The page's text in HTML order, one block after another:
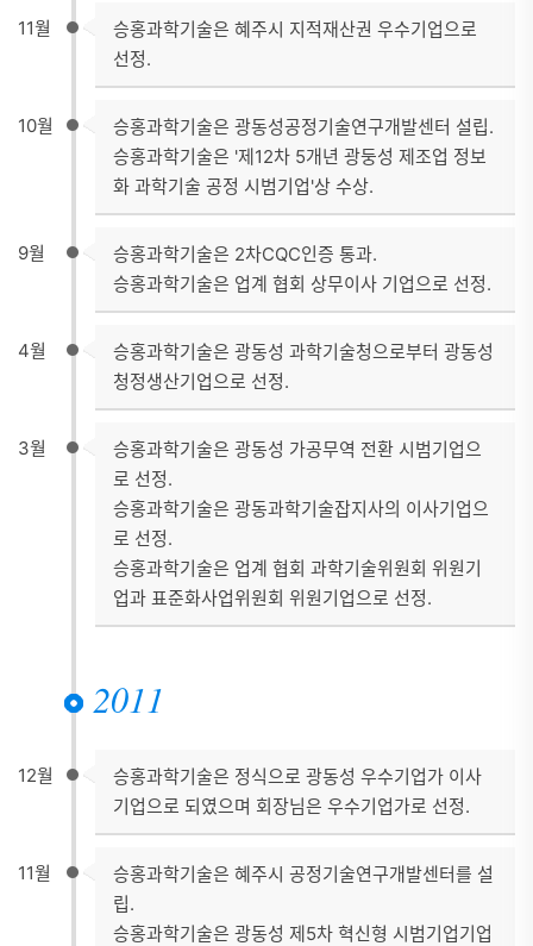
11월
승홍과학기술은 혜주시 지적재산권 우수기업으로
선정.
10월
승홍과학기술은 광동성공정기술연구개발센터 설립.
승홍과학기술은 '제12차 5개년 광둥성 제조업 정보
화 과학기술 공정 시범기업'상 수상.
9월
승홍과학기술은 2차CQC인증 통과.
승홍과학기술은 업계 협회 상무이사 기업으로 선정.
4월
승홍과학기술은 광동성 과학기술청으로부터 광동성
청정생산기업으로 선정.
3월
승홍과학기술은 광동성 가공무역 전환 시범기업으
로 선정.
승홍과학기술은 광동과학기술잡지사의 이사기업으
로 선정.
승홍과학기술은 업계 협회 과학기술위원회 위원기
업과 표준화사업위원회 위원기업으로 선정.
2011
12월
승홍과학기술은 정식으로 광동성 우수기업가 이사
기업으로 되였으며 회장님은 우수기업가로 선정.
11월
승홍과학기술은 혜주시 공정기술연구개발센터를 설
립.
승홍과학기술은 광동성 제5차 혁신형 시범기업기업